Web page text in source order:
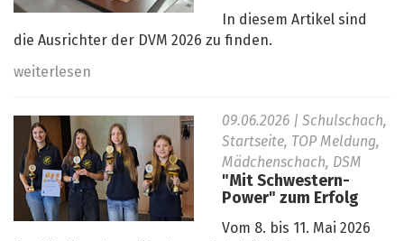
In diesem Artikel sind
die Ausrichter der DVM 2026 zu finden.
weiterlesen
09.06.2026 | Schulschach,
Startseite, TOP Meldung,
Mädchenschach, DSM
"Mit Schwestern-
Power" zum Erfolg
Vom 8. bis 11. Mai 2026